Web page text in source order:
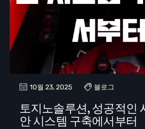
10월 23, 2025 블로그
토지노솔루션, 성공적인
안 시스템 구축에서부터